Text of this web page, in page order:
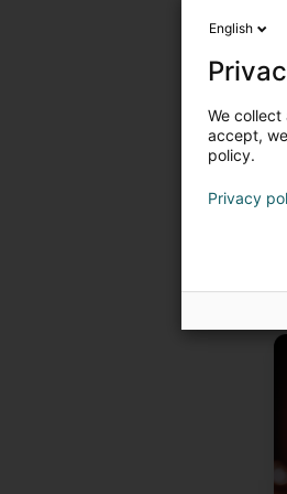
English
We
accept,
policy.
Privacy